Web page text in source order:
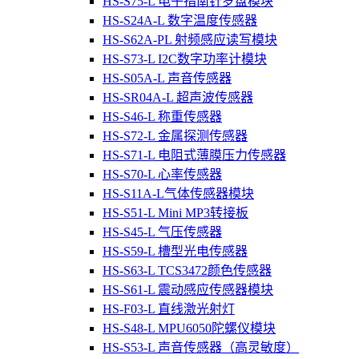
HS-S24A-L 数字温度传感器
HS-S62A-PL 射频感应读写模块
HS-S73-L I2C数字功率计模块
HS-S05A-L 声音传感器
HS-SR04A-L 超声波传感器
HS-S46-L 称重传感器
HS-S72-L 金属探测传感器
HS-S71-L 电阻式薄膜压力传感器
HS-S70-L 心率传感器
HS-S11A-L气体传感器模块
HS-S51-L Mini MP3转接板
HS-S45-L 气压传感器
HS-S59-L 槽型光电传感器
HS-S63-L TCS3472颜色传感器
HS-S61-L 震动感应传感器模块
HS-F03-L 直线激光射灯
HS-S48-L MPU6050陀螺仪模块
HS-S53-L 声音传感器（高灵敏度）